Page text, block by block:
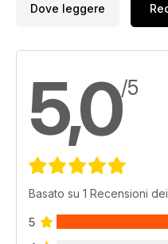
Dove leggere
5,0/5
Basato su 1 Recensioni
5